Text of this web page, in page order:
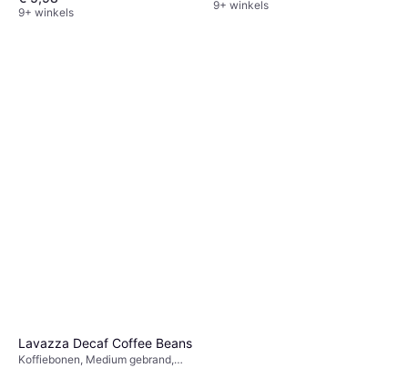
9+ winkels
9+ winkels
Lavazza Decaf Coffee Beans
Koffiebonen, Medium gebrand,